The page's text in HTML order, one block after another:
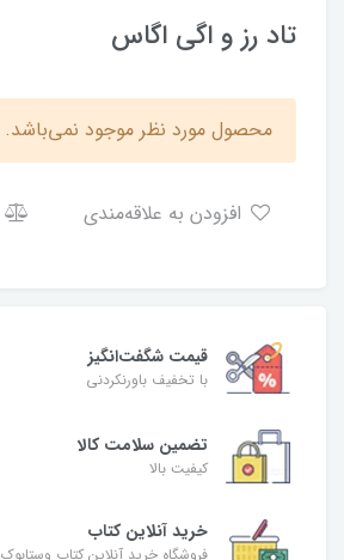
تاد رز و اگی اگاس
محصول مورد نظر موجود نمی‌باشد.
قیمت شگفت‌انگیز
با تخفیف باورنکردنی
تضمین سلامت کالا
کیفیت بالا
خرید آنلاین کتاب
فروشگاه خرید آنلاین کتاب وستابوک